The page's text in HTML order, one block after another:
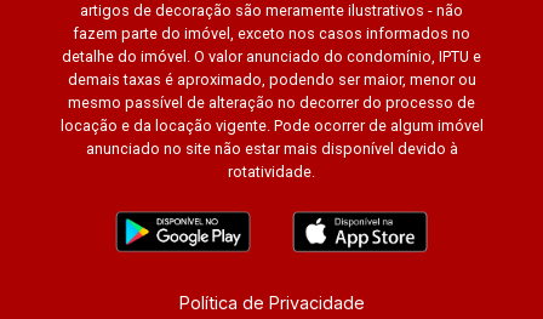
artigos de decoração são meramente ilustrativos - não
fazem parte do imóvel, exceto nos casos informados no
detalhe do imóvel. O valor anunciado do condomínio, IPTU e
demais taxas é aproximado, podendo ser maior, menor ou
mesmo passível de alteração no decorrer do processo de
locação e da locação vigente. Pode ocorrer de algum imóvel
anunciado no site não estar mais disponível devido à
rotatividade.
Política de Privacidade